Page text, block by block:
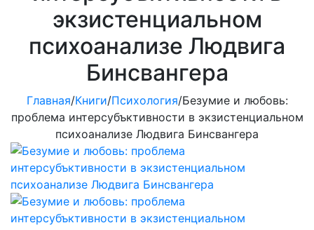
экзистенциальном
психоанализе Людвига
Бинсвангера
Главная/Книги/Психология/Безумие и любовь:
проблема интерсубъктивности в экзистенциальном
психоанализе Людвига Бинсвангера